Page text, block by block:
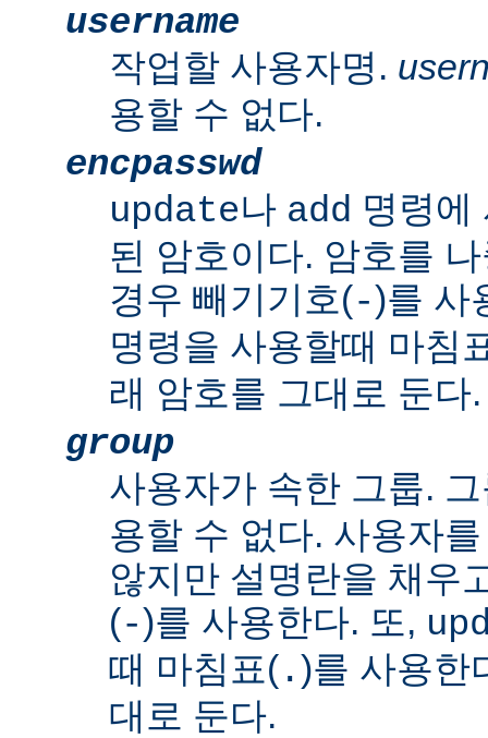
username
작업할 사용자명.
용할 수 없다.
encpasswd
update나 add 명령에
된 암호이다. 암호를
경우 빼기기호(-)를 사
명령을 사용할때 마침
래 암호를 그대로 둔다.
group
사용자가 속한 그룹.
용할 수 없다. 사용자
않지만 설명란을 채우
(-)를 사용한다. 또,
때 마침표( .)를 사용한
대로 둔다.